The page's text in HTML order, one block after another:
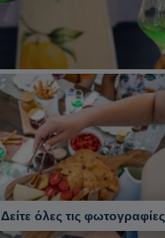
Δείτε όλες τις φωτογραφίες